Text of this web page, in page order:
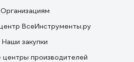
Организациям
ВсеИнструменты.ру
Наши закупки
производителей